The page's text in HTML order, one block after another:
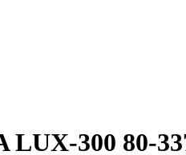
LUX-300 80-